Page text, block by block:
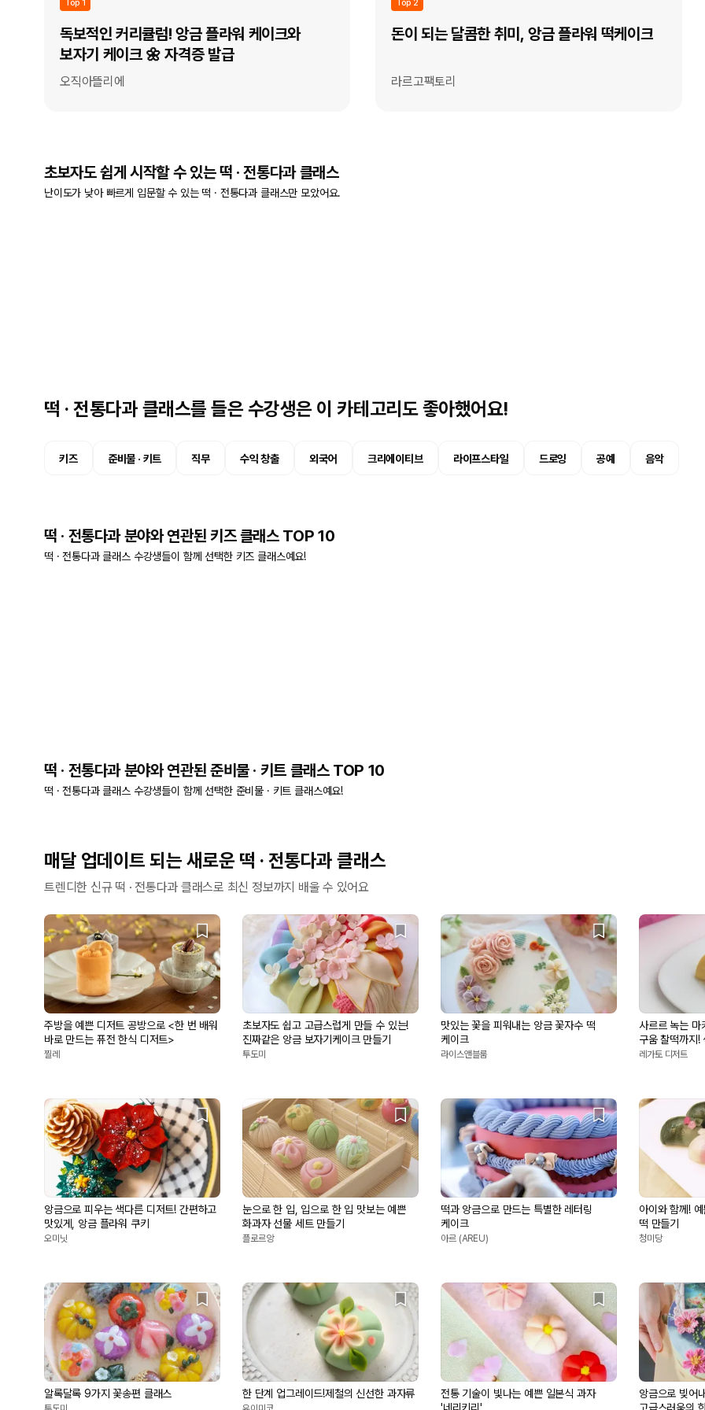
Top 1
독보적인 커리큘럼! 앙금 플라워 케이크와
보자기 케이크 🌼 자격증 발급
오직아뜰리에
Top 2
돈이 되는 달콤한 취미, 앙금 플라워 떡케이크
라르고팩토리
초보자도 쉽게 시작할 수 있는 떡 · 전통다과 클래스
난이도가 낮아 빠르게 입문할 수 있는 떡 · 전통다과 클래스만 모았어요.
떡 · 전통다과 클래스를 들은 수강생은 이 카테고리도 좋아했어요!
키즈 준비물 · 키트 직무 수익 창출 외국어 크리에이티브 라이프스타일 드로잉 공예 음악
떡 · 전통다과 분야와 연관된 키즈 클래스 TOP 10
떡 · 전통다과 클래스 수강생들이 함께 선택한 키즈 클래스예요!
떡 · 전통다과 분야와 연관된 준비물 · 키트 클래스 TOP 10
떡 · 전통다과 클래스 수강생들이 함께 선택한 준비물 · 키트 클래스예요!
매달 업데이트 되는 새로운 떡 · 전통다과 클래스
트렌디한 신규 떡 · 전통다과 클래스로 최신 정보까지 배울 수 있어요
주방을 예쁜 디저트 공방으로 <한 번 배워
바로 만드는 퓨전 한식 디저트>
찔레
초보자도 쉽고 고급스럽게 만들 수 있는!
진짜같은 앙금 보자기케이크 만들기
투도미
맛있는 꽃을 피워내는 앙금 꽃자수 떡
케이크
라이스앤블룸
사르르 녹는 마
구움 찰떡까지!
만들기
레가토 디저트
앙금으로 피우는 색다른 디저트! 간편하고
맛있게, 앙금 플라워 쿠키
오미닛
눈으로 한 입, 입으로 한 입 맛보는 예쁜
화과자 선물 세트 만들기
플로르앙
떡과 앙금으로 만드는 특별한 레터링
케이크
아르 (AREU)
아이와 함께!
떡 만들기
청미당
알록달록 9가지 꽃송편 클래스 한 단계 업그레이드!제철의 신선한 과자류
전통 기술이 빛나는 예쁜 일본식 과자
앙금으로 빚어